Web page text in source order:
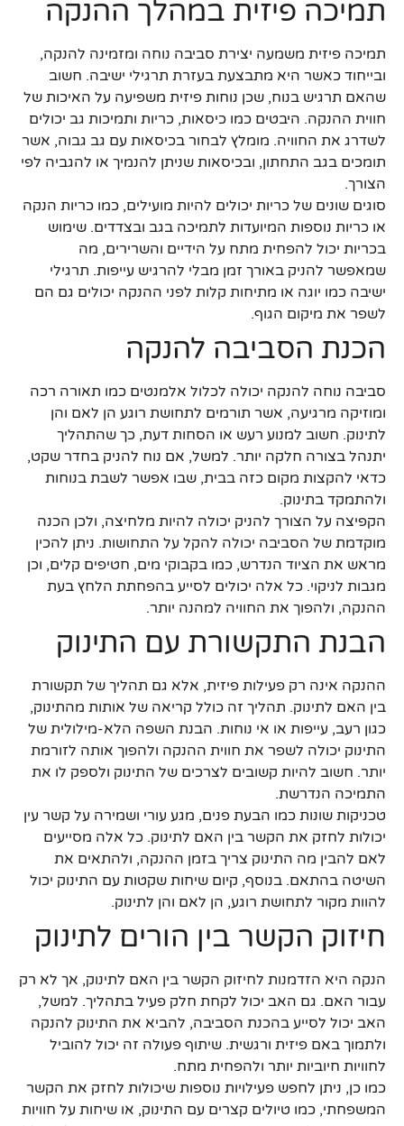
תמיכה פיזית במהלך ההנקה
תמיכה פיזית משמעה יצירת סביבה נוחה ומזמינה להנקה,
ובייחוד כאשר היא מתבצעת בעזרת תרגילי ישיבה. חשוב
שהאם תרגיש בנוח, שכן נוחות פיזית משפיעה על האיכות של
חווית ההנקה. היבטים כמו כיסאות, כריות ותמיכות גב יכולים
לשדרג את החוויה. מומלץ לבחור בכיסאות עם גב גבוה, אשר
תומכים בגב התחתון, ובכיסאות שניתן להנמיך או להגביה לפי
הצורך.
סוגים שונים של כריות יכולים להיות מועילים, כמו כריות הנקה
או כריות נוספות המיועדות לתמיכה בגב ובצדדים. שימוש
בכריות יכול להפחית מתח על הידיים והשרירים, מה
שמאפשר להניק באורך זמן מבלי להרגיש עייפות. תרגילי
ישיבה כמו יוגה או מתיחות קלות לפני ההנקה יכולים גם הם
לשפר את מיקום הגוף.
הכנת הסביבה להנקה
סביבה נוחה להנקה יכולה לכלול אלמנטים כמו תאורה רכה
ומוזיקה מרגיעה, אשר תורמים לתחושת רוגע הן לאם והן
לתינוק. חשוב למנוע רעש או הסחות דעת, כך שהתהליך
יתנהל בצורה חלקה יותר. למשל, אם נוח להניק בחדר שקט,
כדאי להקצות מקום כזה בבית, שבו אפשר לשבת בנוחות
ולהתמקד בתינוק.
הקפיצה על הצורך להניק יכולה להיות מלחיצה, ולכן הכנה
מוקדמת של הסביבה יכולה להקל על התחושות. ניתן להכין
מראש את הציוד הנדרש, כמו בקבוקי מים, חטיפים קלים, וכן
מגבות לניקוי. כל אלה יכולים לסייע בהפחתת הלחץ בעת
ההנקה, ולהפוך את החוויה למהנה יותר.
הבנת התקשורת עם התינוק
ההנקה אינה רק פעילות פיזית, אלא גם תהליך של תקשורת
בין האם לתינוק. תהליך זה כולל קריאה של אותות מהתינוק,
כגון רעב, עייפות או אי נוחות. הבנת השפה הלא-מילולית של
התינוק יכולה לשפר את חווית ההנקה ולהפוך אותה לזורמת
יותר. חשוב להיות קשובים לצרכים של התינוק ולספק לו את
התמיכה הנדרשת.
טכניקות שונות כמו הבעת פנים, מגע עורי ושמירה על קשר עין
יכולות לחזק את הקשר בין האם לתינוק. כל אלה מסייעים
לאם להבין מה התינוק צריך בזמן ההנקה, ולהתאים את
השיטה בהתאם. בנוסף, קיום שיחות שקטות עם התינוק יכול
להוות מקור לתחושת רוגע, הן לאם והן לתינוק.
חיזוק הקשר בין הורים לתינוק
הנקה היא הזדמנות לחיזוק הקשר בין האם לתינוק, אך לא רק
עבור האם. גם האב יכול לקחת חלק פעיל בתהליך. למשל,
האב יכול לסייע בהכנת הסביבה, להביא את התינוק להנקה
ולתמוך באם פיזית ורגשית. שיתוף פעולה זה יכול להוביל
לחוויות חיוביות יותר ולהפחית מתח.
כמו כן, ניתן לחפש פעילויות נוספות שיכולות לחזק את הקשר
המשפחתי, כמו טיולים קצרים עם התינוק, או שיחות על חוויות